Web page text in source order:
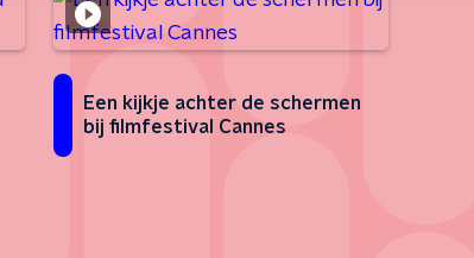
Een kijkje achter de schermen
bij filmfestival Cannes